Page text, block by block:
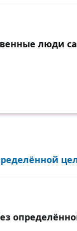
люди